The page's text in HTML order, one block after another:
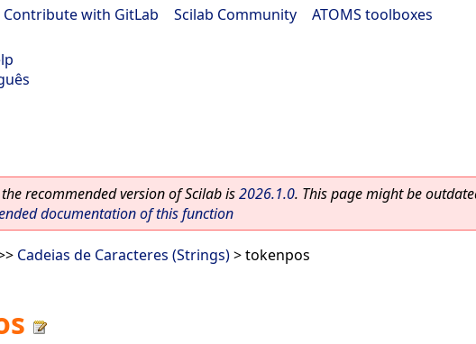
Contribute with GitLab Scilab Community ATOMS toolboxes
recommended version of Scilab is2026.1.0. This page might be
documentation of this function
Cadeias de Caracteres (Strings)> tokenpos